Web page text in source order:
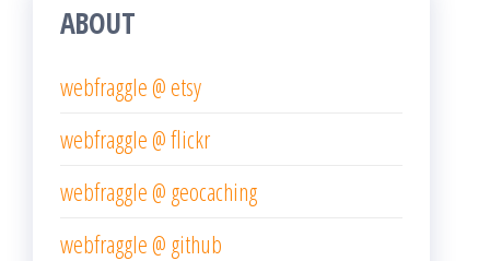
ABOUT
webfraggle @ etsy
webfraggle @ flickr
webfraggle @ geocaching
webfraggle @ github